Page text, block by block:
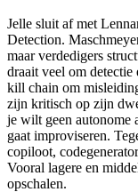
Jelle sluit af met
Detection.
maar verdedigers
draait veel om
kill chain om
zijn kritisch op zijn
je wilt geen autonome
gaat improviseren.
copiloot,
Vooral lagere en
opschalen.